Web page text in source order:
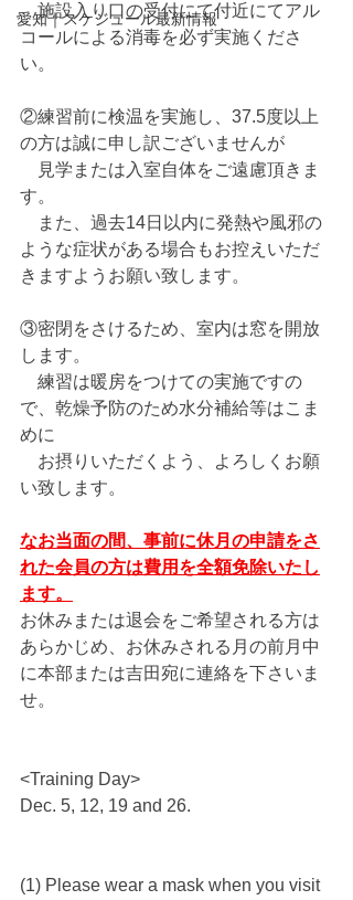
愛知｜スケジュール最新情報
施設入り口の受付にて付近にてアル
コールによる消毒を必ず実施くださ
い。
②練習前に検温を実施し、37.5度以上
の方は誠に申し訳ございませんが
見学または入室自体をご遠慮頂きま
す。
また、過去14日以内に発熱や風邪の
ような症状がある場合もお控えいただ
きますようお願い致します。
③密閉をさけるため、室内は窓を開放
します。
練習は暖房をつけての実施ですの
で、乾燥予防のため水分補給等はこま
めに
お摂りいただくよう、よろしくお願
い致します。
なお当面の間、事前に休月の申請をさ
れた会員の方は費用を全額免除いたし
ます。
お休みまたは退会をご希望される方は
あらかじめ、お休みされる月の前月中
に本部または吉田宛に連絡を下さいま
せ。
<Training Day>
Dec. 5, 12, 19 and 26.
(1) Please wear a mask when you visit